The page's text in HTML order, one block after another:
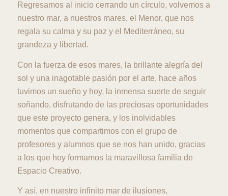
Regresamos al inicio cerrando un círculo, volvemos a
nuestro mar, a nuestros mares, el Menor, que nos
regala su calma y su paz y el Mediterráneo, su
grandeza y libertad.
Con la fuerza de esos mares, la brillante alegría del
sol y una inagotable pasión por el arte, hace años
tuvimos un sueño y hoy, la inmensa suerte de seguir
soñando, disfrutando de las preciosas oportunidades
que este proyecto genera, y los inolvidables
momentos que compartimos con el grupo de
profesores y alumnos que se nos han unido, gracias
a los que hoy formamos la maravillosa familia de
Espacio Creativo.
Y así, en nuestro infinito mar de ilusiones,